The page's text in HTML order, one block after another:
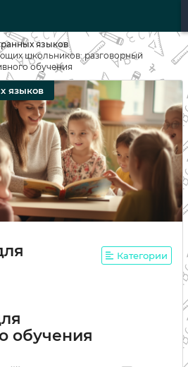
языков
школьников: разговорный
обучения
языков
обучения
Категории